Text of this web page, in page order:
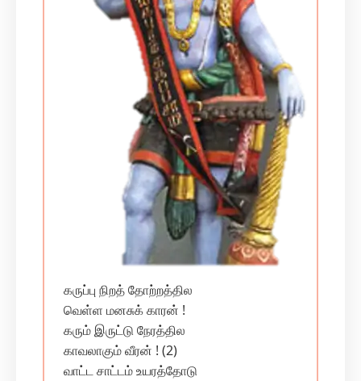
கருப்பு நிறத் தோற்றத்தில
வெள்ள மனசுக் காரன் !
கரும் இருட்டு நேரத்தில
காவலாகும் வீரன் ! (2)
வாட்ட சாட்டம் உயரத்தோடு